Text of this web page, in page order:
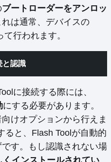
ブートローダーをアンロッ
は通常、デバイスの
行われます。
認識
に接続する際には、
にする必要があります。
けオプションから行えま
ると、Flash Toolが自動的
す。もし認識されない場
インストールされてい